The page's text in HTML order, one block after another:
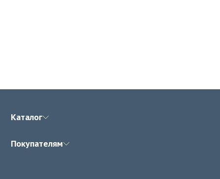
Каталог
Покупателям